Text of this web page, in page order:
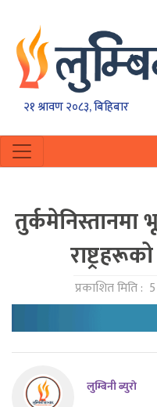
२१ श्रावण २०८३, बिहिबार
तुर्कमेनिस्तानमा
प्रकाशित मिति :
लुम्बिनी ब्युराे